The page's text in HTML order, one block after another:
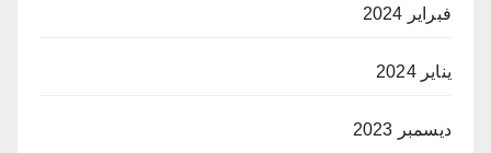
فبراير 2024
يناير 2024
ديسمبر 2023